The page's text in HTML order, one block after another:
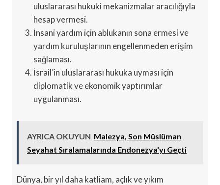
uluslararası hukuki mekanizmalar aracılığıyla
hesap vermesi.
İnsani yardım için ablukanın sona ermesi ve
yardım kuruluşlarının engellenmeden erişim
sağlaması.
İsrail’in uluslararası hukuka uyması için
diplomatik ve ekonomik yaptırımlar
uygulanması.
AYRICA OKUYUN Malezya, Son Müslüman
Seyahat Sıralamalarında Endonezya'yı Geçti
Dünya, bir yıl daha katliam, açlık ve yıkım